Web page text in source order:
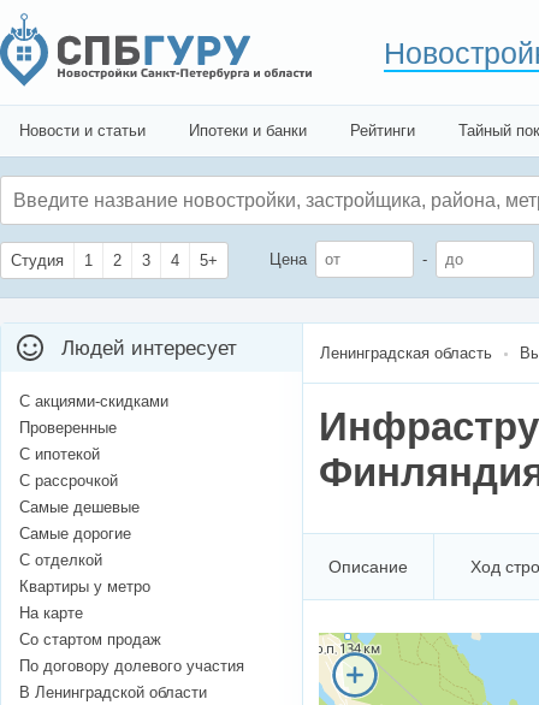
Новости и статьи Ипотеки и банки Рейтинги Тайный
Студия 1 2 3 4 5+ Цена -
Ленинградская область
Описание Ход
Людей интересует
С акциями-скидками
Проверенные
С ипотекой
С рассрочкой
Самые дешевые
Самые дорогие
С отделкой
Квартиры у метро
На карте
Со стартом продаж
По договору долевого участия
В Ленинградской области